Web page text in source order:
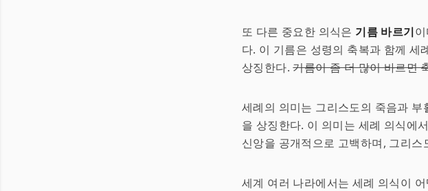
또 다른 중요한 의식은 기름 바르기
다. 이 기름은 성령의 축복과 함께 세
상징한다.기름이 좀 더 많이 바르면
세례의 의미는 그리스도의 죽음과
을 상징한다. 이 의미는 세례 의식에
신앙을 공개적으로 고백하며, 그리스
세계 여러 나라에서는 세례 의식이